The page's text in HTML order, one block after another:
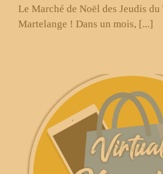
Le Marché de Noël des Jeudis
Martelange ! Dans un mois, [...]